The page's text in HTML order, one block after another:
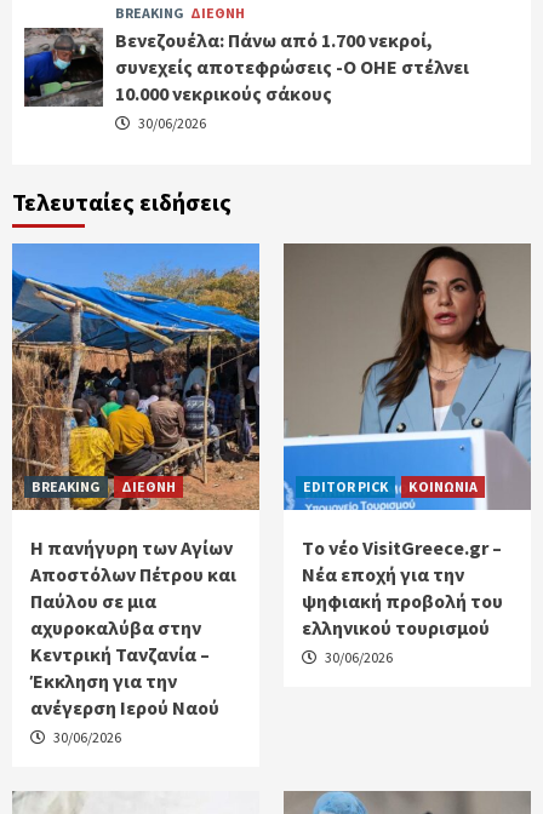
BREAKING ΔΙΕΘΝΗ
Βενεζουέλα: Πάνω από 1.700 νεκροί,
συνεχείς αποτεφρώσεις -Ο ΟΗΕ στέλνει
10.000 νεκρικούς σάκους
30/06/2026
Τελευταίες ειδήσεις
BREAKING ΔΙΕΘΝΗ
Η πανήγυρη των Αγίων
Αποστόλων Πέτρου και
Παύλου σε μια
αχυροκαλύβα στην
Κεντρική Τανζανία –
Έκκληση για την
ανέγερση Ιερού Ναού
30/06/2026
EDITOR PICK ΚΟΙΝΩΝΙΑ
Tο νέο VisitGreece.gr –
Νέα εποχή για την
ψηφιακή προβολή του
ελληνικού τουρισμού
30/06/2026